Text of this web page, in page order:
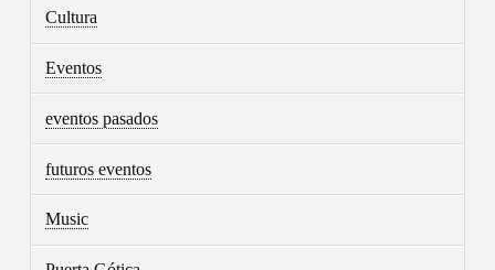
Cultura
Eventos
eventos pasados
futuros eventos
Music